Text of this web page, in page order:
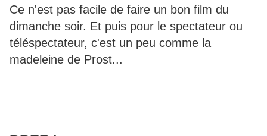
Ce n'est pas facile de faire un bon film du
dimanche soir. Et puis pour le spectateur ou
téléspectateur, c'est un peu comme la
madeleine de Prost...